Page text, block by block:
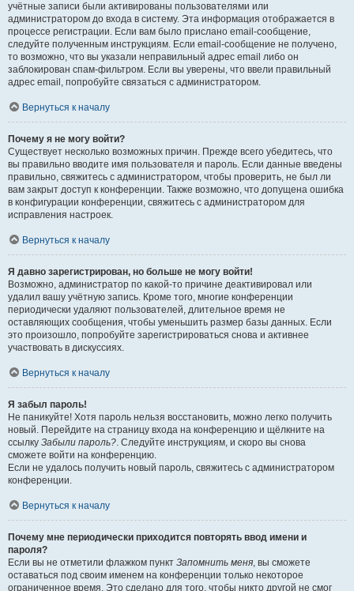
учётные записи были активированы пользователями или
администратором до входа в систему. Эта информация отображается в
процессе регистрации. Если вам было прислано email-сообщение,
следуйте полученным инструкциям. Если email-сообщение не получено,
то возможно, что вы указали неправильный адрес email либо он
заблокирован спам-фильтром. Если вы уверены, что ввели правильный
адрес email, попробуйте связаться с администратором.
Вернуться к началу
Почему я не могу войти?
Существует несколько возможных причин. Прежде всего убедитесь, что
вы правильно вводите имя пользователя и пароль. Если данные введены
правильно, свяжитесь с администратором, чтобы проверить, не был ли
вам закрыт доступ к конференции. Также возможно, что допущена ошибка
в конфигурации конференции, свяжитесь с администратором для
исправления настроек.
Вернуться к началу
Я давно зарегистрирован, но больше не могу войти!
Возможно, администратор по какой-то причине деактивировал или
удалил вашу учётную запись. Кроме того, многие конференции
периодически удаляют пользователей, длительное время не
оставляющих сообщения, чтобы уменьшить размер базы данных. Если
это произошло, попробуйте зарегистрироваться снова и активнее
участвовать в дискуссиях.
Вернуться к началу
Я забыл пароль!
Не паникуйте! Хотя пароль нельзя восстановить, можно легко получить
новый. Перейдите на страницу входа на конференцию и щёлкните на
ссылку Забыли пароль?. Следуйте инструкциям, и скоро вы снова
сможете войти на конференцию.
Если не удалось получить новый пароль, свяжитесь с администратором
конференции.
Вернуться к началу
Почему мне периодически приходится повторять ввод имени и
пароля?
Если вы не отметили флажком пункт Запомнить меня, вы сможете
оставаться под своим именем на конференции только некоторое
ограниченное время. Это сделано для того, чтобы никто другой не смог